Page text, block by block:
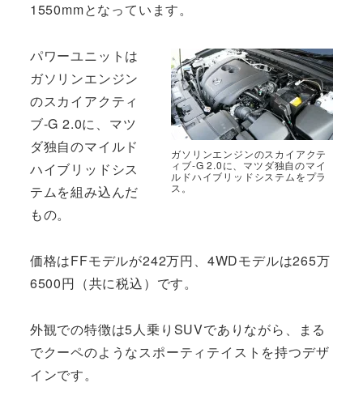
1550mmとなっています。
ガソリンエンジンのスカイアクテ
ィブ-G 2.0に、マツダ独自のマイ
ルドハイブリッドシステムをプラ
ス。
パワーユニットは
ガソリンエンジン
のスカイアクティ
ブ-G 2.0に、マツ
ダ独自のマイルド
ハイブリッドシス
テムを組み込んだ
もの。
価格はFFモデルが242万円、4WDモデルは265万
6500円（共に税込）です。
外観での特徴は5人乗りSUVでありながら、まる
でクーペのようなスポーティテイストを持つデザ
インです。